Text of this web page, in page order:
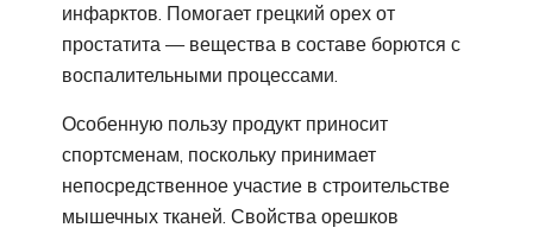
инфарктов. Помогает грецкий орех от
простатита — вещества в составе борются с
воспалительными процессами.
Особенную пользу продукт приносит
спортсменам, поскольку принимает
непосредственное участие в строительстве
мышечных тканей. Свойства орешков